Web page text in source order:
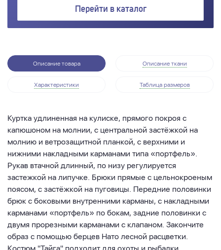
Перейти в каталог
Описание товара Описание ткани
Характеристики Таблица размеров
Куртка удлиненная на кулиске, прямого покроя с
капюшоном на молнии, с центральной застёжкой на
молнию и ветрозащитной планкой, с верхними и
нижними накладными карманами типа «портфель».
Рукав втачной длинный, по низу регулируется
застежкой на липучке. Брюки прямые с цельнокроеным
поясом, с застёжкой на пуговицы. Передние половинки
брюк с боковыми внутренними карманы, с накладными
карманами «портфель» по бокам, задние половинки с
двумя прорезными карманами с клапаном. Закончите
образ с помощью берцев Нато лесной расцветки.